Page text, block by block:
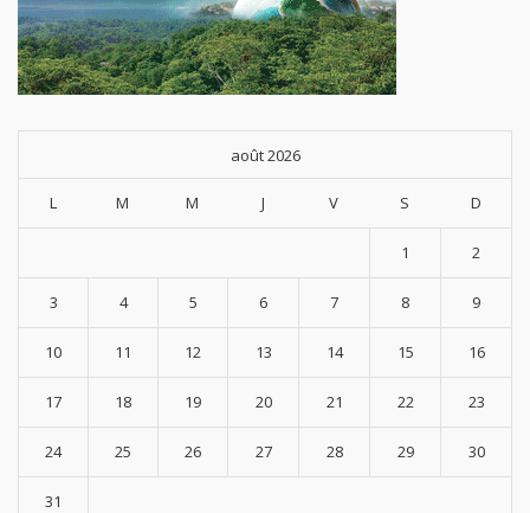
août 2026
L M M J V S D
1 2
3 4 5 6 7 8 9
10 11 12 13 14 15 16
17 18 19 20 21 22 23
24 25 26 27 28 29 30
31